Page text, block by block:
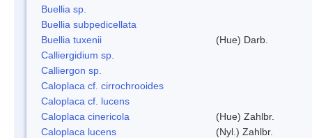
Buellia sp.
Buellia subpedicellata
Buellia tuxenii
(Hue) Darb.
Calliergidium sp.
Calliergon sp.
Caloplaca cf. cirrochrooides
Caloplaca cf. lucens
Caloplaca cinericola
(Hue) Zahlbr.
Caloplaca lucens
(Nyl.) Zahlbr.